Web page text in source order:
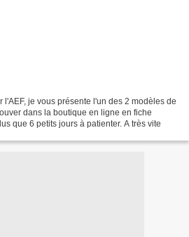
je vous présente l'un des 2 modèles de
dans la boutique en ligne en fiche
que 6 petits jours à patienter. A très vite